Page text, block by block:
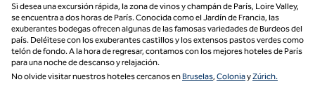
Si desea una excursión rápida, la zona de vinos y champán de París, Loire Valley,
se encuentra a dos horas de París. Conocida como el Jardín de Francia, las
exuberantes bodegas ofrecen algunas de las famosas variedades de Burdeos del
país. Deléitese con los exuberantes castillos y los extensos pastos verdes como
telón de fondo. A la hora de regresar, contamos con los mejores hoteles de París
para una noche de descanso y relajación.
No olvide visitar nuestros hoteles cercanos en Bruselas, ColoniayZúrich.